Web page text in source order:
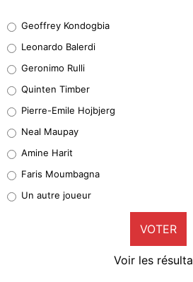
38%
32%
5%
1%
9%
Geoffrey Kondogbia
Leonardo Balerdi
Geronimo Rulli
Quinten Timber
Pierre-Emile Hojbjerg
Neal Maupay
Amine Harit
Faris Moumbagna
Un autre joueur
VOTER
Voir les